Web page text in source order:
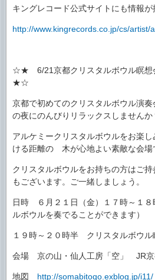
キングレコード公式サイトにも情報
http://www.kingrecords.co.jp/cs/artist/
☆★ 6/21京都クリスタルボウル瞑
★☆
京都で初めてのクリスタルボウル演
の夜にのんびりリラックスしませんか
アルケミークリスタルボウルをお楽
ける距離の 木が心地よい素敵な会場
クリスタルボウルをお持ちの方はご
もございます。ご一緒しましょう。
日時 ６月２１日（金）１７時～１
ルボウルを奏でることができます）
１９時～２０時半 クリスタルボウル
会場 京の山・仙人工房「空」 JR京
地図 http://somabitoqo.exblog.jp/i11/